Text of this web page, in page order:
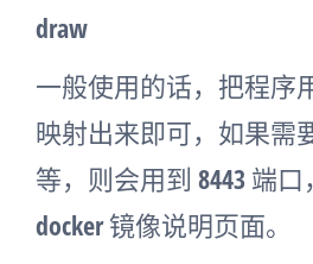
draw
一般使用的话，把程序
映射出来即可，如果需
等，则会用到 8443 端
docker 镜像说明页面。